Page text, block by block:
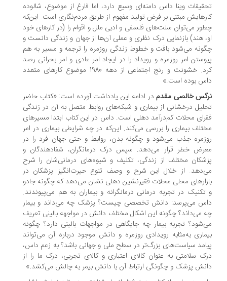
وینا داس دامنه‌ای وسیع دارد، اما فارغ از موضوع، شالوده
مبتنی بر فرض تولید مفهوم از طریق مردم‌نگاری است. این‌که
می‌توان سنت‌های فلسفی و ادبی ملل و اقوام را (در کارهای خود
هند) بازنمایی درک نظری و عملی آن‌ها از جهان و زندگی دانست و
می‌شود بافت و خطوط زندگی روزمره را ترجمه و مسیر به هم
امر روزمره و رویداد را در ایجاد امر عادی و امر بحرانی رصد
کرد. خشونت و رنج اجتماعی از دهه 1980 موضوع کارهای متعدد
بوده است.»
خالصی مقدم در ادامه این یادداشت آورده است: «کتاب حاضر
درخشانی از بیماری و شبکه‌های روابط متصل به آن در زندگی
محلات کم‌درآمد دهلی است. داس در این کتاب ابتدا مسیرهای
بیماری را بررسی می‌کند. این‌که در چه شرایطی بیماری در امر
جذب می‌شود و چگونه بدن، روابط و حتی جهان فرد را در
خطر قرار می‌دهد. سپس درک درمانگران، شفادهندگان و
مختلف از زندگی، تکلیف و شیوه‌های درمانی‌شان را شرح
از خلال این شرح و وصف تنوع حیرت‌انگیز پزشکان در
محلی محلات فقیرنشین دهلی نشان می‌دهد که چگونه جادو
در تجربه درمانی درمانگرانه و بیماران به هم می‌پیوندند.
می‌پرسد: دانش تخصصی چیست؟ پزشک چه می‌داند و بیمار
می‌داند؟ چگونه این اشکال مختلف دانش در مواجهه بالینی تعریف
تجربه بیمار چه جایگاهی در مواجهات بالینی دارد؟ چگونه
به‌مثابه رویدادی روزمره و دانش موجود درباره آن می‌تواند
سیاست‌های بزرگ‌تر در سطح ملی و جهانی باشد؟ به زعم داس،
سلامتی به عنوان کالای اعتباری و کالای تجربی، درک ما را از
پزشک و چگونگی ارتباط آن با دانش بیمر به چالش می‌کشد.»